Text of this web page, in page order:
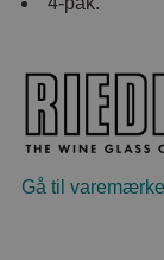
Gå til